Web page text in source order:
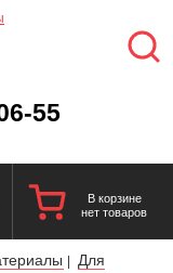
55
В корзине
нет товаров
|
Для